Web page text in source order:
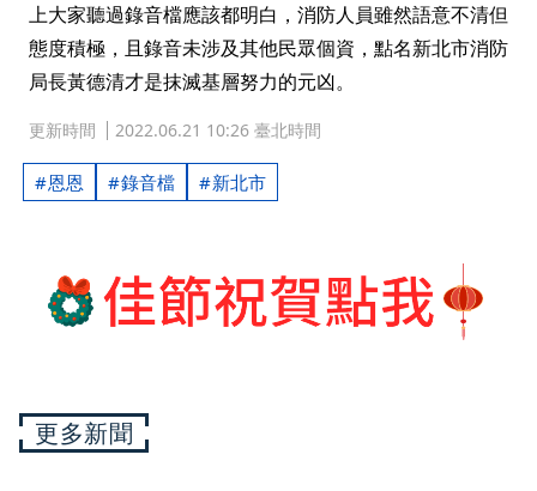
上大家聽過錄音檔應該都明白，消防人員雖然語意不清但
態度積極，且錄音未涉及其他民眾個資，點名新北市消防
局長黃德清才是抹滅基層努力的元凶。
更新時間 2022.06.21 10:26 臺北時間
恩恩 錄音檔 新北市
更多新聞